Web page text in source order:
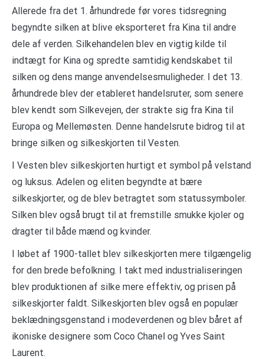
Allerede fra det 1. århundrede før vores tidsregning
begyndte silken at blive eksporteret fra Kina til andre
dele af verden. Silkehandelen blev en vigtig kilde til
indtægt for Kina og spredte samtidig kendskabet til
silken og dens mange anvendelsesmuligheder. I det 13.
århundrede blev der etableret handelsruter, som senere
blev kendt som Silkevejen, der strakte sig fra Kina til
Europa og Mellemøsten. Denne handelsrute bidrog til at
bringe silken og silkeskjorten til Vesten.
I Vesten blev silkeskjorten hurtigt et symbol på velstand
og luksus. Adelen og eliten begyndte at bære
silkeskjorter, og de blev betragtet som statussymboler.
Silken blev også brugt til at fremstille smukke kjoler og
dragter til både mænd og kvinder.
I løbet af 1900-tallet blev silkeskjorten mere tilgængelig
for den brede befolkning. I takt med industrialiseringen
blev produktionen af silke mere effektiv, og prisen på
silkeskjorter faldt. Silkeskjorten blev også en populær
beklædningsgenstand i modeverdenen og blev båret af
ikoniske designere som Coco Chanel og Yves Saint
Laurent.